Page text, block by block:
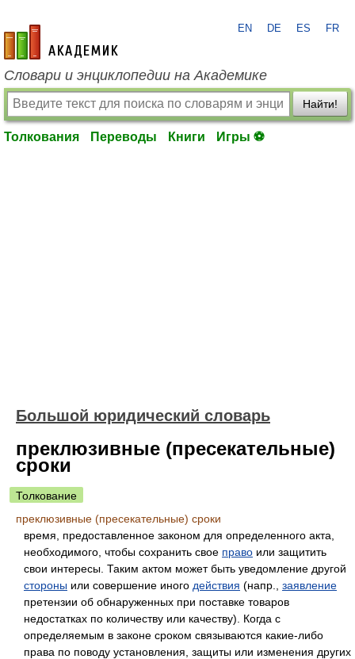
academic.ru
EN DE ES FR
Словари и энциклопедии на Академике
Найти!
Толкования Переводы Книги Игры ⚽
Большой юридический словарь
преклюзивные (пресекательные)
сроки
Толкование
преклюзивные (пресекательные) сроки
время, предоставленное законом для определенного акта,
необходимого, чтобы сохранить свое право или защитить
свои интересы. Таким актом может быть уведомление другой
стороны или совершение иного действия (напр., заявление
претензии об обнаруженных при поставке товаров
недостатках по количеству или качеству). Когда с
определяемым в законе сроком связываются какие-либо
права по поводу установления, защиты или изменения других